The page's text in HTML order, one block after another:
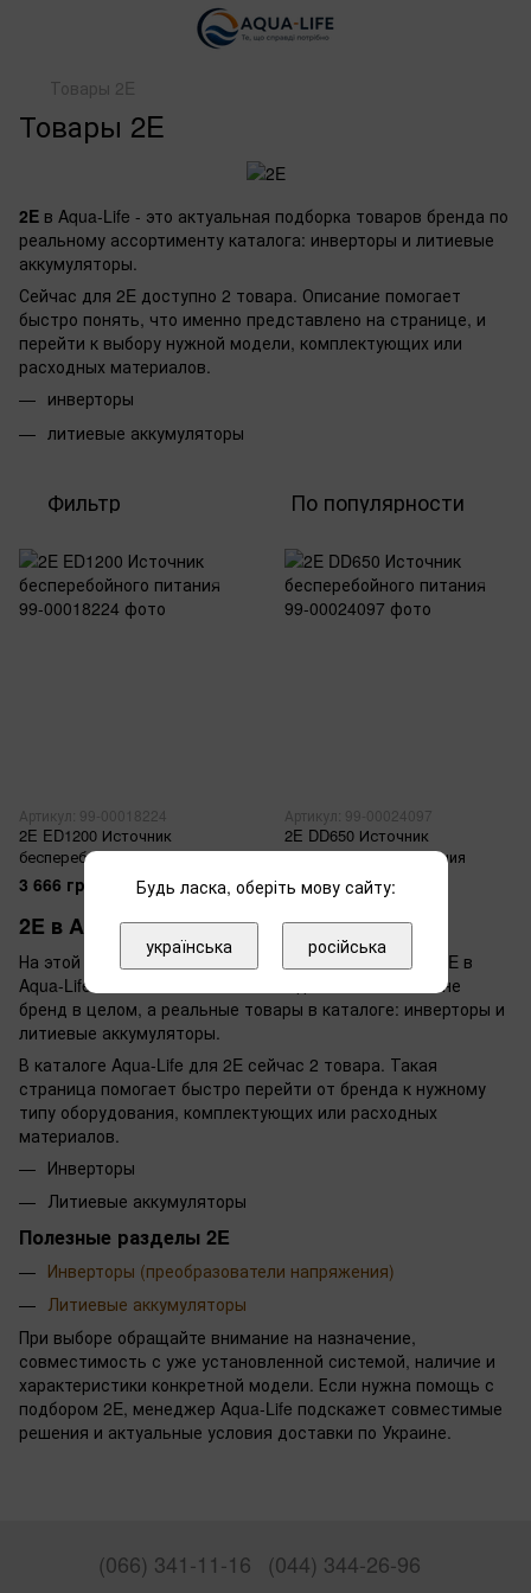
Товары 2E
Товары 2E
2E в Aqua-Life - это актуальная подборка товаров бренда по
реальному ассортименту каталога: инверторы и литиевые
аккумуляторы.
Сейчас для 2E доступно 2 товара. Описание помогает
быстро понять, что именно представлено на странице, и
перейти к выбору нужной модели, комплектующих или
расходных материалов.
инверторы
литиевые аккумуляторы
Фильтр По популярности
Артикул: 99-00018224
2E ED1200 Источник
бесперебойного питания
3 666 грн
Артикул: 99-00024097
2E DD650 Источник
бесперебойного питания
2 398 грн
2E в Aqua-Life
На этой странице собран актуальный ассортимент 2E в
Aqua-Life по состоянию на 2026 год. Мы описываем не
бренд в целом, а реальные товары в каталоге: инверторы и
литиевые аккумуляторы.
В каталоге Aqua-Life для 2E сейчас 2 товара. Такая
страница помогает быстро перейти от бренда к нужному
типу оборудования, комплектующих или расходных
материалов.
Инверторы
Литиевые аккумуляторы
Полезные разделы 2E
Инверторы (преобразователи напряжения)
Литиевые аккумуляторы
При выборе обращайте внимание на назначение,
совместимость с уже установленной системой, наличие и
характеристики конкретной модели. Если нужна помощь с
подбором 2E, менеджер Aqua-Life подскажет совместимые
решения и актуальные условия доставки по Украине.
(066) 341-11-16 (044) 344-26-96
Будь ласка, оберіть мову сайту:
українська російська